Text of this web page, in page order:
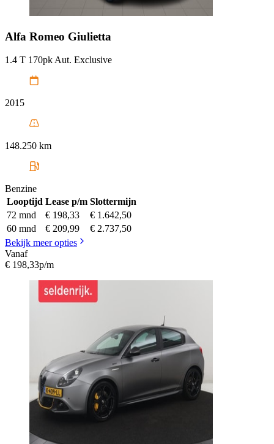
Alfa Romeo Giulietta
1.4 T 170pk Aut. Exclusive
2015
148.250 km
Benzine
Looptijd Lease p/m Slottermijn
72 mnd
€ 198,33
€ 1.642,50
60 mnd
€ 209,99
€ 2.737,50
Bekijk meer opties
Vanaf
€ 198,33p/m